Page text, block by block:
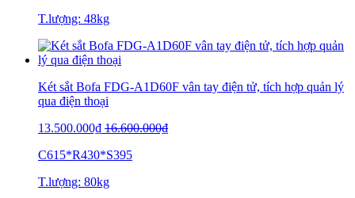
T.lượng: 48kg
Két sắt Bofa FDG-A1D60F vân tay điện tử, tích hợp quản lý
qua điện thoại
13.500.000₫ 16.600.000₫
C615*R430*S395
T.lượng: 80kg